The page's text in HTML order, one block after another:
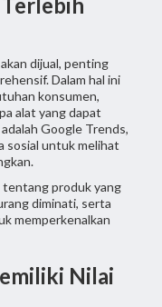
dijual, penting
Dalam hal ini
konsumen,
alat yang dapat
Google Trends,
sosial untuk melihat
tentang produk yang
diminati, serta
memperkenalkan
Nilai